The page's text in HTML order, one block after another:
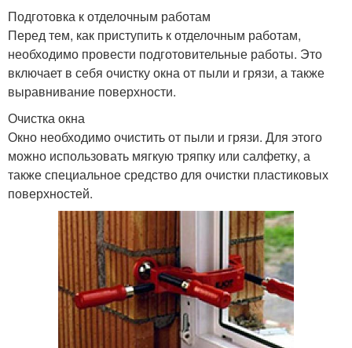
Подготовка к отделочным работам
Перед тем, как приступить к отделочным работам,
необходимо провести подготовительные работы. Это
включает в себя очистку окна от пыли и грязи, а также
выравнивание поверхности.
Очистка окна
Окно необходимо очистить от пыли и грязи. Для этого
можно использовать мягкую тряпку или салфетку, а
также специальное средство для очистки пластиковых
поверхностей.